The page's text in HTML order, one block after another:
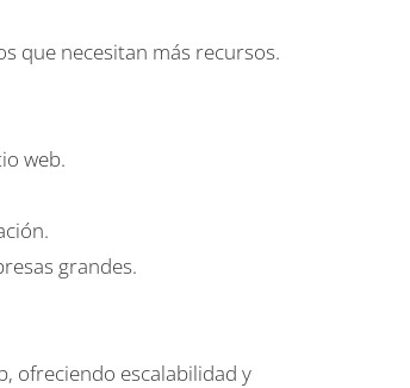
que necesitan más recursos.
web.
grandes.
ofreciendo escalabilidad y